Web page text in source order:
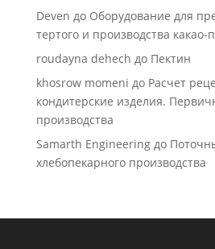
Deven до Оборудование для
тертого и производства какао-
roudayna dehech до Пектин
khosrow momeni до Расчет
кондитерские изделия.
производства
Samarth Engineeringдо
хлебопекарного производства